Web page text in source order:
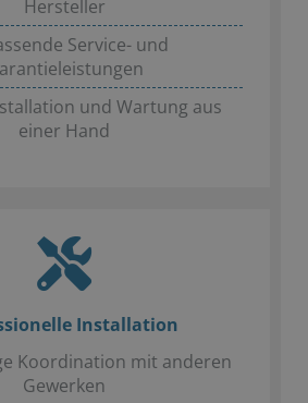
Hersteller
Service- und
und Wartung aus
einer Hand
Installation
Koordination mit anderen
Gewerken